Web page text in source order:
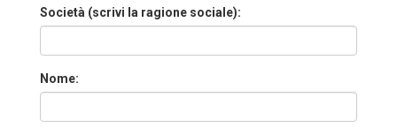
Società (scrivi la ragione sociale):
Nome: